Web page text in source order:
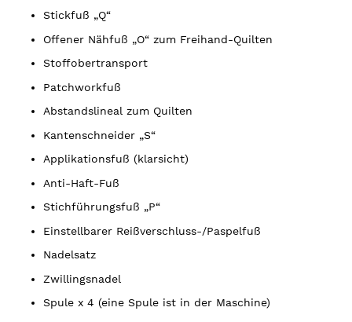
Stickfuß „Q“
Offener Nähfuß „O“ zum Freihand-Quilten
Stoffobertransport
Patchworkfuß
Abstandslineal zum Quilten
Kantenschneider „S“
Applikationsfuß (klarsicht)
Anti-Haft-Fuß
Stichführungsfuß „P“
Einstellbarer Reißverschluss-/Paspelfuß
Nadelsatz
Zwillingsnadel
Spule x 4 (eine Spule ist in der Maschine)